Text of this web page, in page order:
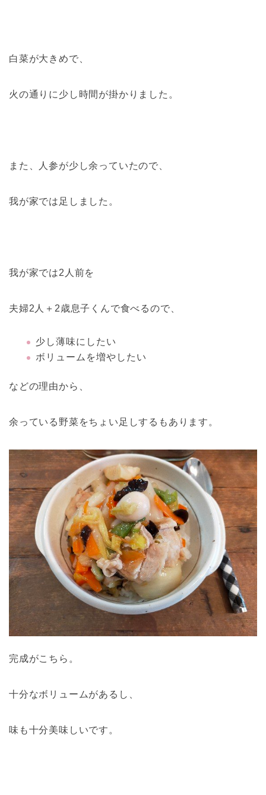
白菜が大きめで、
火の通りに少し時間が掛かりました。
また、人参が少し余っていたので、
我が家では足しました。
我が家では2人前を
夫婦2人＋2歳息子くんで食べるので、
少し薄味にしたい
ボリュームを増やしたい
などの理由から、
余っている野菜をちょい足しするもあります。
完成がこちら。
十分なボリュームがあるし、
味も十分美味しいです。